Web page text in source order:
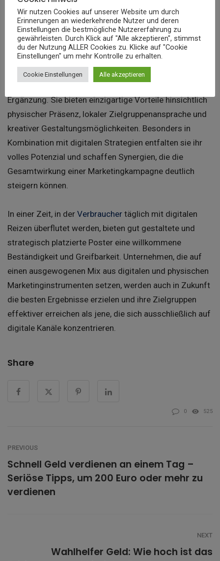
Fazit
Gedruckte Poster behaupten ihren Platz als essentielles
Instrument im modernen Marketingmix – nicht als
Ergänzung. Sie bieten einzigartige Vorteile hinsichtlich
physischer Präsenz, lokaler Zielgruppenansprache und
kreativer Gestaltungsmöglichkeiten. Besonders in
Kombination mit digitalen Strategien entfalten sie ihr
volles Potenzial und schaffen Synergien, die die
Gesamtwirkung einer Marketingkampagne deutlich
steigern können.
In einer Zeit, in der Verbraucher täglich mit digitalen
Reizen überflutet werden, bieten gut gestaltete und
strategisch platzierte Poster eine willkommene
Beständigkeit und Greifbarkeit. Unternehmen, die auf
einen ausgewogenen Mix aus digitalen und physischen
Marketinginstrumenten setzen, werden auch in Zukunft
die besten Ergebnisse erzielen und ihre Zielgruppen
effektiver erreichen als jene, die sich ausschließlich auf
digitale Kanäle konzentrieren.
Share
0 525
PREVIOUS
Schnell Geld verdienen an einem Tag –
Seriöse Tipps, um 200 Euro oder mehr zu
verdienen
NEXT
Wahlhelfer Geld: Wie hoch ist das
Wir nutzen Cookies auf unserer Website um durch
Erinnerungen an wiederkehrende Nutzer und deren
Einstellungen die bestmögliche Nutzererfahrung zu
gewährleisten. Durch Klick auf "Alle akzeptieren", stimmst
du der Nutzung ALLER Cookies zu. Klicke auf "Cookie
Einstellungen" um mehr Kontrolle zu erhalten.
Cookie Einstellungen Alle akzeptieren